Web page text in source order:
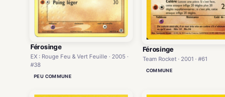
Férosinge
EX : Rouge Feu & Vert Feuille · 2005 ·
#38
PEU COMMUNE
Férosinge
Team Rocket · 2001 · #61
COMMUNE